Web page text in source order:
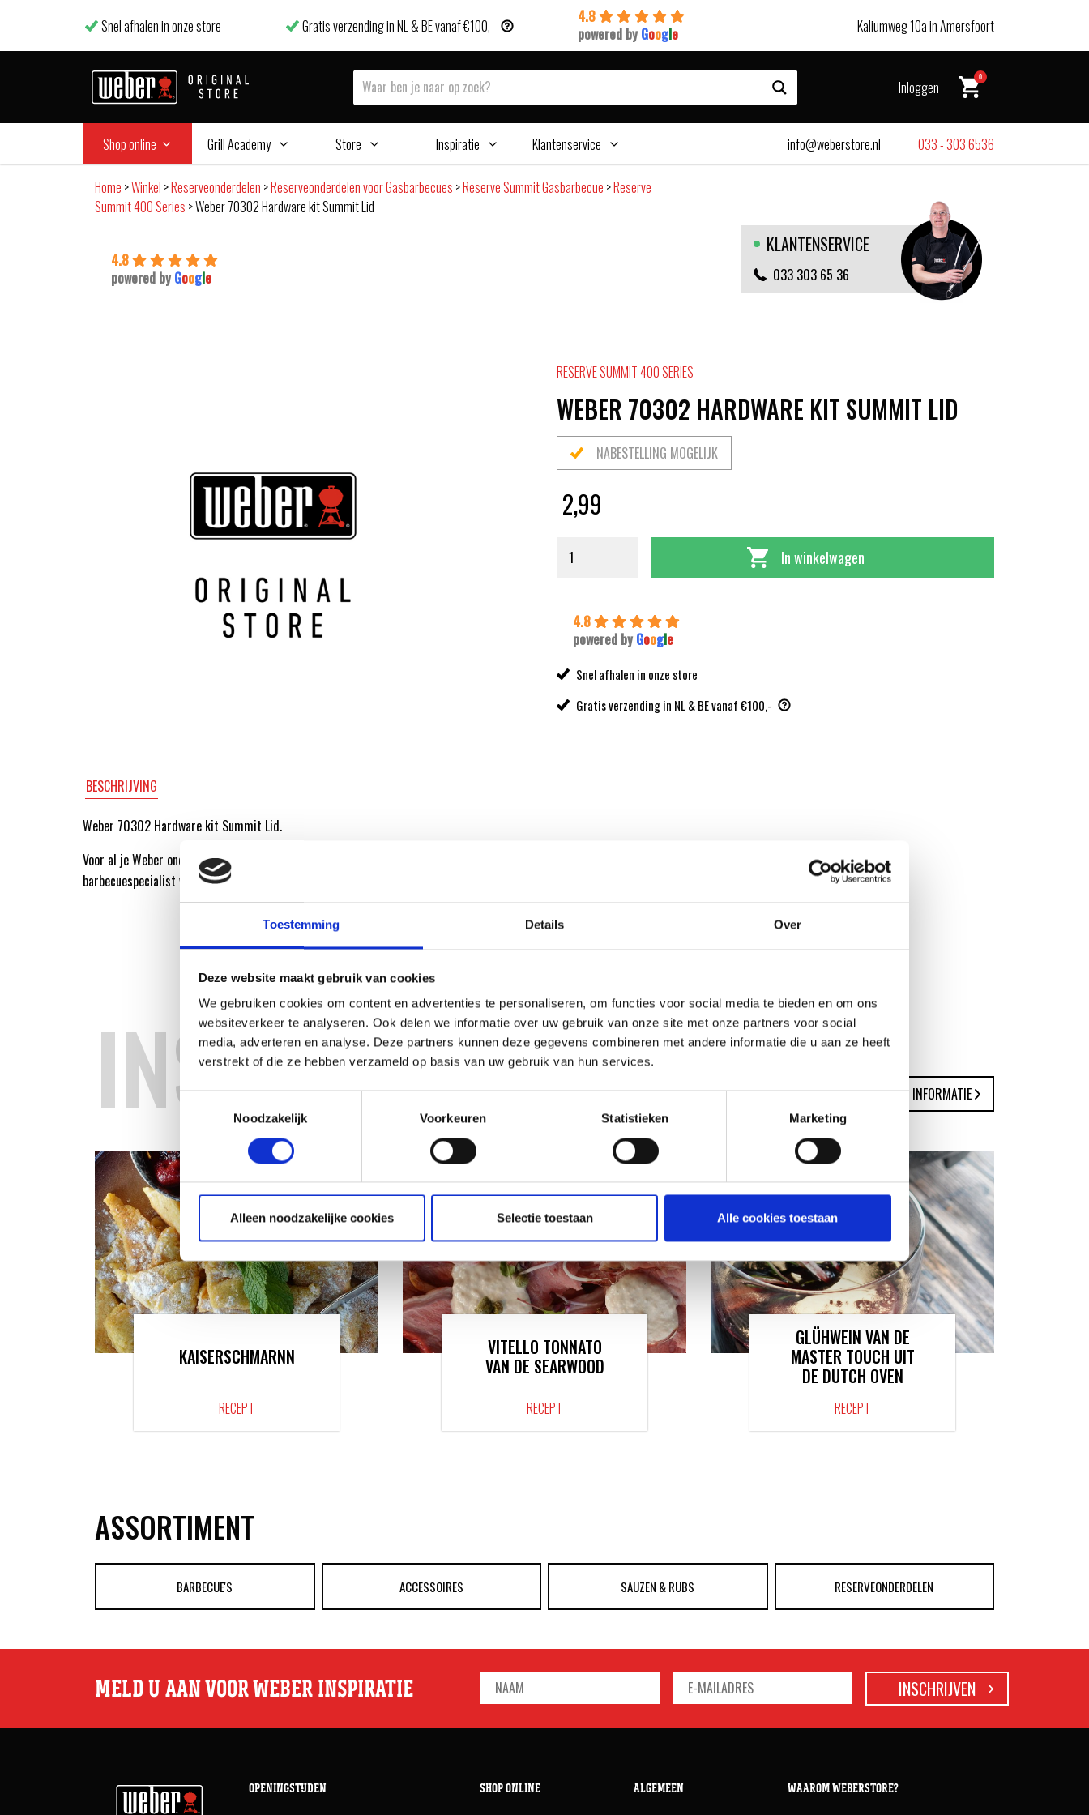
Toestemming Details Over
Deze website maakt gebruik van cookies
We gebruiken cookies om content en advertenties te personaliseren, om functies voor social media te bieden en om ons
websiteverkeer te analyseren. Ook delen we informatie over uw gebruik van onze site met onze partners voor social
media, adverteren en analyse. Deze partners kunnen deze gegevens combineren met andere informatie die u aan ze heeft
verstrekt of die ze hebben verzameld op basis van uw gebruik van hun services.
Toestemmingsselectie
Noodzakelijk
Voorkeuren Statistieken Marketing
Alleen noodzakelijke cookies Selectie toestaan Alle cookies toestaan
Snel afhalen in onze store Gratis verzending in NL & BE vanaf €100,-
4.8
powered by Google Kaliumweg 10a in Amersfoort
Inloggen
0
Shop online Grill Academy Store Inspiratie Klantenservice info@weberstore.nl 033 - 303 6536
Home >Winkel >Reserveonderdelen >Reserveonderdelen voor Gasbarbecues >Reserve Summit Gasbarbecue >Reserve
Summit 400 Series >Weber 70302 Hardware kit Summit Lid
4.8
powered by Google
KLANTENSERVICE
033 303 65 36
BESCHRIJVING
Weber 70302 Hardware kit Summit Lid.
Voor al je Weber onderdelen ga je naar de Weber Original Store. De Weber
barbecuespecialist van Nederland.
RESERVE SUMMIT 400 SERIES
WEBER 70302 HARDWARE KIT SUMMIT LID
NABESTELLING MOGELIJK
2,99
In winkelwagen
4.8
powered by Google
Snel afhalen in onze store
Gratis verzending in NL & BE vanaf €100,-
INSPIRATIE MEER INFORMATIE
KAISERSCHMARNN
RECEPT
VITELLO TONNATO
VAN DE SEARWOOD
RECEPT
GLÜHWEIN VAN DE
MASTER TOUCH UIT
DE DUTCH OVEN
RECEPT
ASSORTIMENT
BARBECUE'S ACCESSOIRES SAUZEN & RUBS RESERVEONDERDELEN
MELD U AAN VOOR WEBER INSPIRATIE
OPENINGSTIJDEN SHOP ONLINE ALGEMEEN WAAROM WEBERSTORE?